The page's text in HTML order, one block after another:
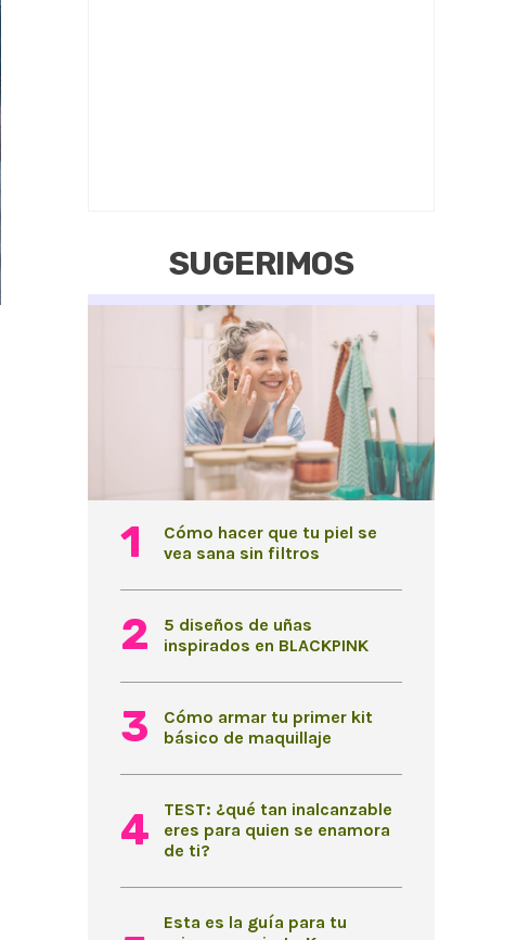
SUGERIMOS
Cómo hacer que tu piel se
vea sana sin filtros
5 diseños de uñas
inspirados en BLACKPINK
Cómo armar tu primer kit
básico de maquillaje
TEST: ¿qué tan inalcanzable
eres para quien se enamora
de ti?
Esta es la guía para tu